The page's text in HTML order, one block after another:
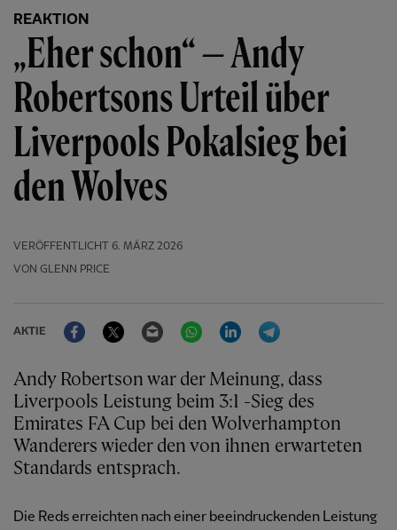
REAKTION
„Eher schon“ — Andy
Robertsons Urteil über
Liverpools Pokalsieg bei
den Wolves
VERÖFFENTLICHT
6. MÄRZ 2026
VON GLENN PRICE
AKTIE
FacebookTwitter Email WhatsAppLinkedIn
Andy Robertson war der Meinung, dass
Liverpools Leistung beim 3:1 -Sieg des
Emirates FA Cup bei den Wolverhampton
Wanderers wieder den von ihnen erwarteten
Standards entsprach.
Die Reds erreichten nach einer beeindruckenden Leistung